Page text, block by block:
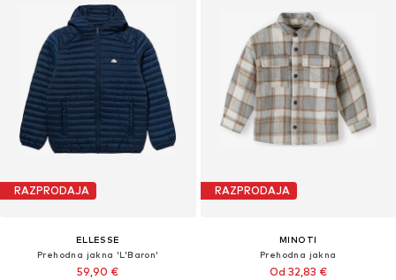
RAZPRODAJA
ELLESSE
Prehodna jakna 'L'Baron'
59,90 €
RAZPRODAJA
MINOTI
Prehodna jakna
Od 32,83 €